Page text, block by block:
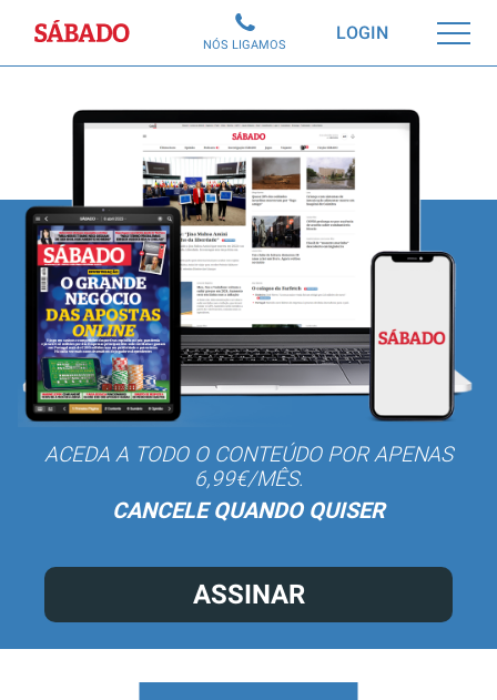
Sábado LOGIN
NÓS LIGAMOS
ACEDA A TODO O CONTEÚDO POR APENAS
6,99€/MÊS.
CANCELE QUANDO QUISER
ASSINAR